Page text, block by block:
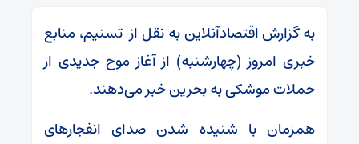
به گزارش اقتصادآنلاین به نقل از تسنیم، منابع
خبری امروز (چهارشنبه) از آغاز موج جدیدی از
حملات موشکی به بحرین خبر می‌دهند.
همزمان با شنیده شدن صدای انفجارهای